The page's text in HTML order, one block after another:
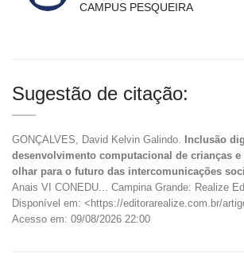
CAMPUS PESQUEIRA
Sugestão de citação:
GONÇALVES, David Kelvin Galindo.
Inclusão
desenvolvimento computacional de crianças e
olhar para o futuro das intercomunicações
Anais VI CONEDU... Campina Grande: Realize
Disponível em: <https://editorarealize.com.br/
Acesso em: 09/08/2026 22:00